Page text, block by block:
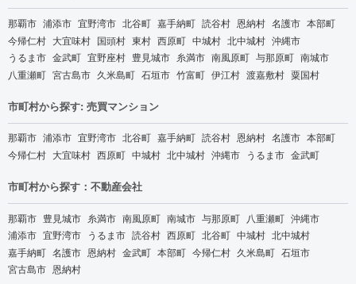
那覇市 浦添市 宜野湾市 北谷町 嘉手納町 読谷村 恩納村 名護市 本部町
今帰仁村 大宜味村 国頭村 東村 西原町 中城村 北中城村 沖縄市
うるま市 金武町 宜野座村 豊見城市 糸満市 南風原町 与那原町 南城市
八重瀬町 宮古島市 久米島町 石垣市 竹富町 伊江村 渡嘉敷村 粟国村
市町村から探す: 売買マンション
那覇市 浦添市 宜野湾市 北谷町 嘉手納町 読谷村 恩納村 名護市 本部町
今帰仁村 大宜味村 西原町 中城村 北中城村 沖縄市 うるま市 金武町
市町村から探す：不動産会社
那覇市 豊見城市 糸満市 南風原町 南城市 与那原町 八重瀬町 沖縄市
浦添市 宜野湾市 うるま市 読谷村 西原町 北谷町 中城村 北中城村
嘉手納町 名護市 恩納村 金武町 本部町 今帰仁村 久米島町 石垣市
宮古島市 恩納村